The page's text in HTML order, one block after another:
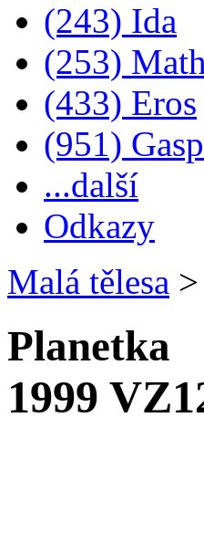
(243) Ida
(253)
(433) Eros
(951)
...další
Odkazy
Malá tělesa >
Planetka
1999